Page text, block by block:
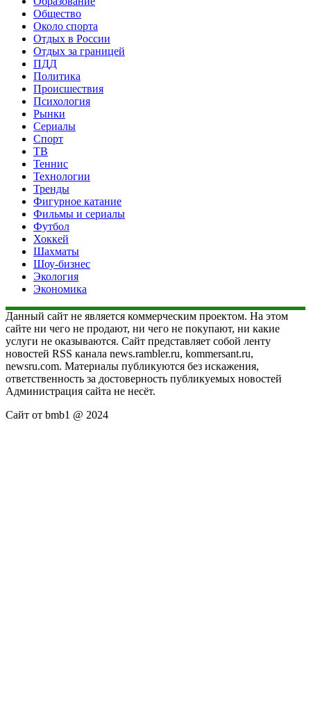
Общество
Около спорта
Отдых в России
Отдых за границей
ПДД
Политика
Происшествия
Психология
Рынки
Сериалы
Спорт
ТВ
Теннис
Технологии
Тренды
Фигурное катание
Фильмы и сериалы
Футбол
Хоккей
Шахматы
Шоу-бизнес
Экология
Экономика
Данный сайт не является коммерческим проектом. На этом
сайте ни чего не продают, ни чего не покупают, ни какие
услуги не оказываются. Сайт представляет собой ленту
новостей RSS канала news.rambler.ru, kommersant.ru,
newsru.com. Материалы публикуются без искажения,
ответственность за достоверность публикуемых новостей
Администрация сайта не несёт.
Сайт от bmb1 @ 2024